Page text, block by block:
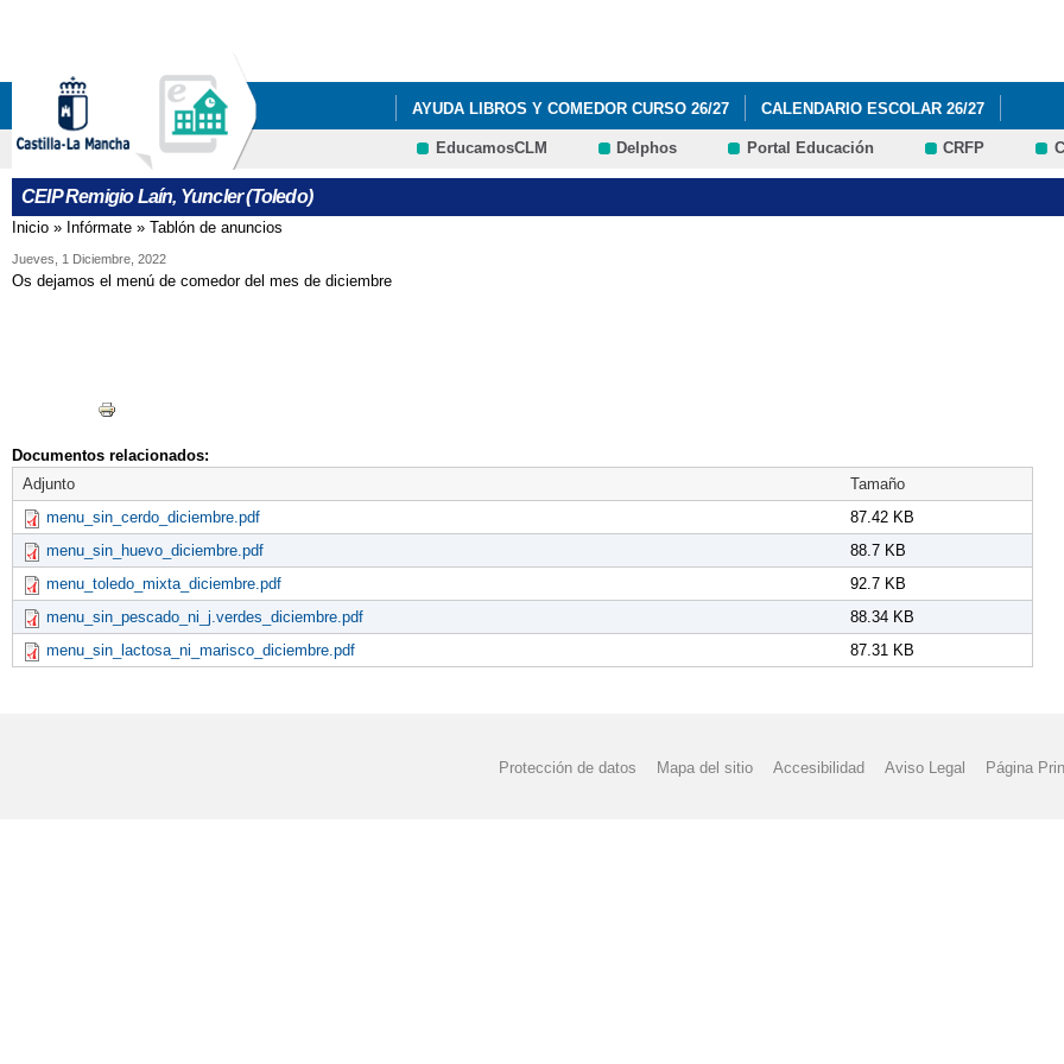
AYUDA LIBROS Y COMEDOR CURSO 26/27 CALENDARIO ESCOLAR 26/27
LISTADOS DE LIBROS Y MATERIALES 1º Y 2º EDUCACIÓN PRIMARIA (CURSO 2026 /
EducamosCLM Delphos Portal Educación CRFP
CEIP Remigio Laín, Yuncler (Toledo)
Se encuentra usted aquí
Inicio » Infórmate » Tablón de anuncios
Jueves, 1 Diciembre, 2022
Os dejamos el menú de comedor del mes de diciembre
Documentos relacionados:
Adjunto
Tamaño
menu_sin_cerdo_diciembre.pdf
87.42 KB
menu_sin_huevo_diciembre.pdf
88.7 KB
menu_toledo_mixta_diciembre.pdf
92.7 KB
menu_sin_pescado_ni_j.verdes_diciembre.pdf
88.34 KB
menu_sin_lactosa_ni_marisco_diciembre.pdf
87.31 KB
Protección de datos Mapa del sitio Accesibilidad Aviso Legal Página